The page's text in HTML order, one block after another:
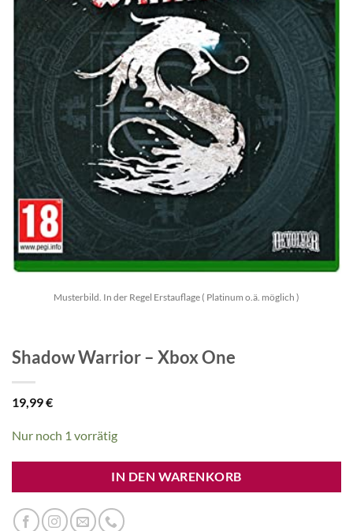
Musterbild. In der Regel Erstauflage ( Platinum o.ä. möglich )
Shadow Warrior – Xbox One
19,99€
Nur noch 1 vorrätig
IN DEN WARENKORB